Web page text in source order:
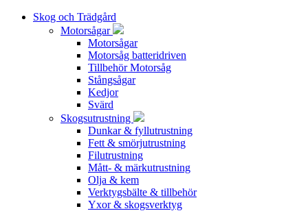
Skog och Trädgård
Motorsågar
Motorsågar
Motorsåg batteridriven
Tillbehör Motorsåg
Stångsågar
Kedjor
Svärd
Skogsutrustning
Dunkar & fyllutrustning
Fett & smörjutrustning
Filutrustning
Mått- & märkutrustning
Olja & kem
Verktygsbälte & tillbehör
Yxor & skogsverktyg